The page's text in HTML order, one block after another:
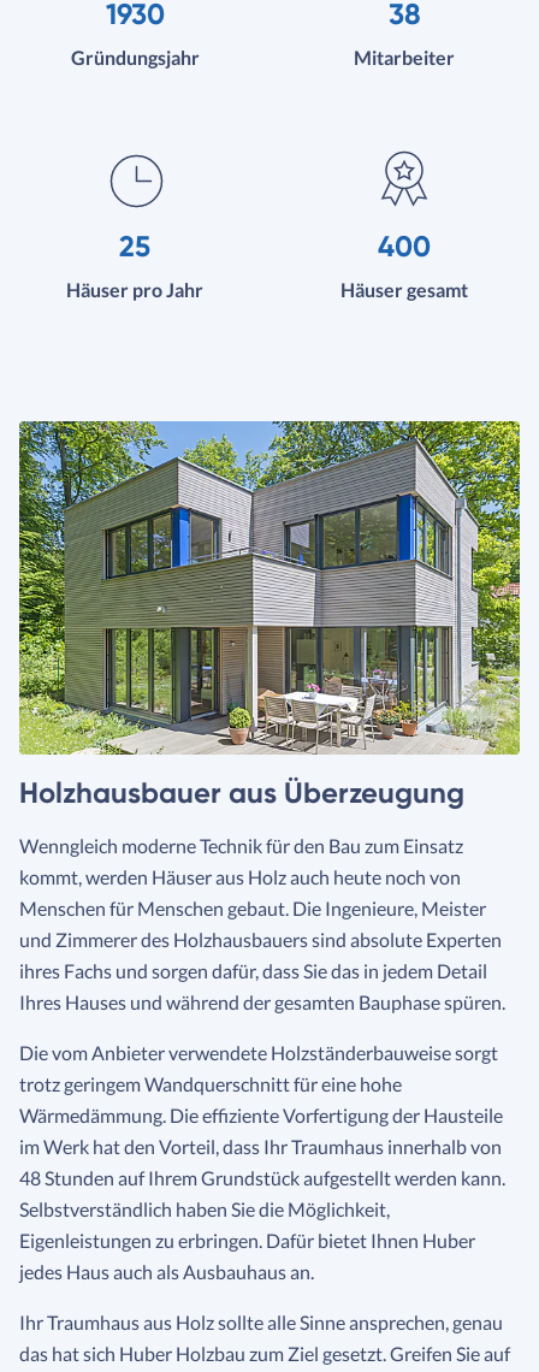
1930
Gründungsjahr
38
Mitarbeiter
25
Häuser pro Jahr
400
Häuser gesamt
Holzhausbauer aus Überzeugung
Wenngleich moderne Technik für den Bau zum Einsatz
kommt, werden Häuser aus Holz auch heute noch von
Menschen für Menschen gebaut. Die Ingenieure, Meister
und Zimmerer des Holzhausbauers sind absolute Experten
ihres Fachs und sorgen dafür, dass Sie das in jedem Detail
Ihres Hauses und während der gesamten Bauphase spüren.
Die vom Anbieter verwendete Holzständerbauweise sorgt
trotz geringem Wandquerschnitt für eine hohe
Wärmedämmung. Die effiziente Vorfertigung der Hausteile
im Werk hat den Vorteil, dass Ihr Traumhaus innerhalb von
48 Stunden auf Ihrem Grundstück aufgestellt werden kann.
Selbstverständlich haben Sie die Möglichkeit,
Eigenleistungen zu erbringen. Dafür bietet Ihnen Huber
jedes Haus auch als Ausbauhaus an.
Ihr Traumhaus aus Holz sollte alle Sinne ansprechen, genau
das hat sich Huber Holzbau zum Ziel gesetzt. Greifen Sie auf